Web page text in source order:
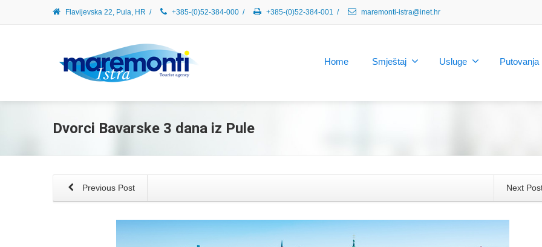
Flavijevska 22, Pula, HR / +385-(0)52-384-000 / +385-(0)52-384-001 / maremonti-istra@inet.hr
Home Smještaj Usluge Putovanja
Dvorci Bavarske 3 dana iz Pule
Next
Previous Post